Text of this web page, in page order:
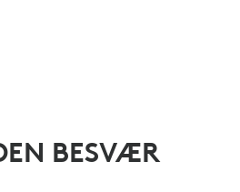
BESVÆR